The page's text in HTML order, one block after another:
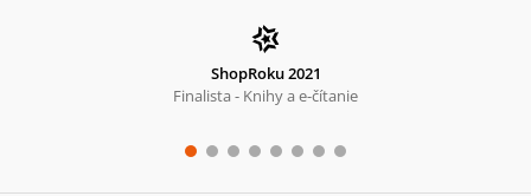
ShopRoku 2021
Finalista - Knihy a e-čítanie